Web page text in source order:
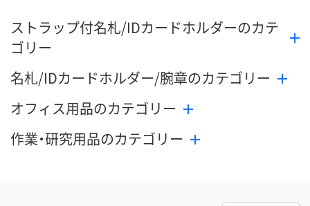
ストラップ付名札/IDカードホルダーのカテ
ゴリー
名札/IDカードホルダー/腕章のカテゴリー
オフィス用品のカテゴリー
作業・研究用品のカテゴリー